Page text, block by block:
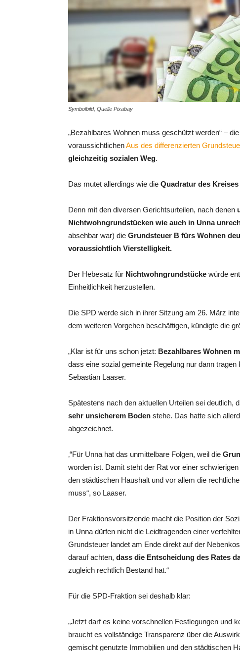
Symbolbild, Quelle Pixabay
„Bezahlbares Wohnen muss geschützt werden“ –
voraussichtlichenAus des differenzierten
gleichzeitig sozialen Weg.
Das mutet allerdings wie die Quadratur des Kreises
Denn mit den diversen Gerichtsurteilen, nach denen
Nichtwohngrundstücken wie auch in Unna
absehbar war) die Grundsteuer B fürs Wohnen
voraussichtlich Vierstelligkeit.
Der Hebesatz für Nichtwohngrundstücke würde
Einheitlichkeit herzustellen.
Die SPD werde sich in ihrer Sitzung am 26. März
dem weiteren Vorgehen beschäftigen, kündigte die
„Klar ist für uns schon jetzt: Bezahlbares Wohnen
dass eine sozial gemeinte Regelung nur dann tragen
Sebastian Laaser.
Spätestens nach den aktuellen Urteilen sei deutlich,
sehr unsicherem Boden stehe. Das hatte sich
abgezeichnet.
‚“Für Unna hat das unmittelbare Folgen, weil die
worden ist. Damit steht der Rat vor einer
den städtischen Haushalt und vor allem die
muss“, so Laaser.
Der Fraktionsvorsitzende macht die Position der
in Unna dürfen nicht die Leidtragenden einer
Grundsteuer landet am Ende direkt auf der
darauf achten, dass die Entscheidung des Rates
zugleich rechtlich Bestand hat.“
Für die SPD-Fraktion sei deshalb klar:
„Jetzt darf es keine vorschnellen Festlegungen und
braucht es vollständige Transparenz über die
gemischt genutzte Immobilien und den städtischen